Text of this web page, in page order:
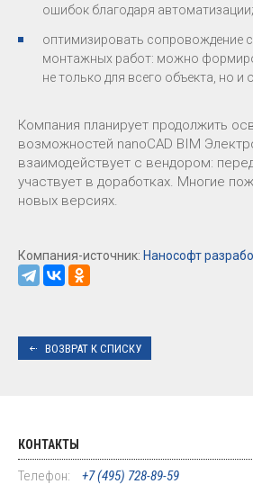
ошибок благодаря автоматизации;
оптимизировать сопровождение
монтажных работ: можно
не только для всего объекта, но и
Компания планирует продолжить
возможностей nanoCAD BIM
взаимодействует с вендором:
участвует в доработках. Многие
новых версиях.
Компания-источник: Нанософт
ВОЗВРАТ К СПИСКУ
КОНТАКТЫ
Телефон:
+7 (495) 728-89-59